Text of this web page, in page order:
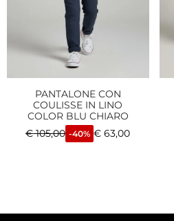
PANTALONE CON
COULISSE IN LINO
COLOR BLU CHIARO
€105,00 -40% € 63,00